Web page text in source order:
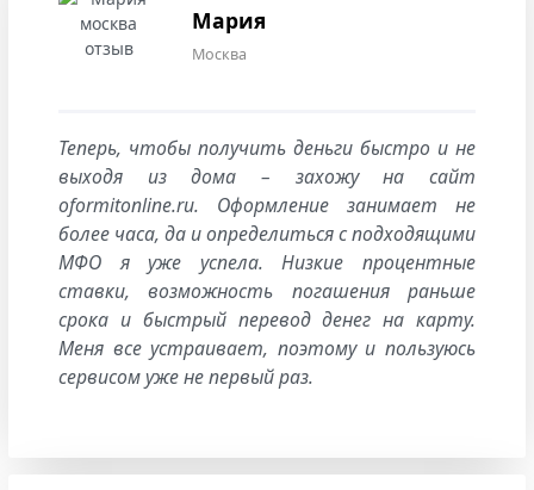
Мария
Москва
Теперь, чтобы получить деньги быстро и не
выходя из дома – захожу на сайт
oformitonline.ru. Оформление занимает не
более часа, да и определиться с подходящими
МФО я уже успела. Низкие процентные
ставки, возможность погашения раньше
срока и быстрый перевод денег на карту.
Меня все устраивает, поэтому и пользуюсь
сервисом уже не первый раз.